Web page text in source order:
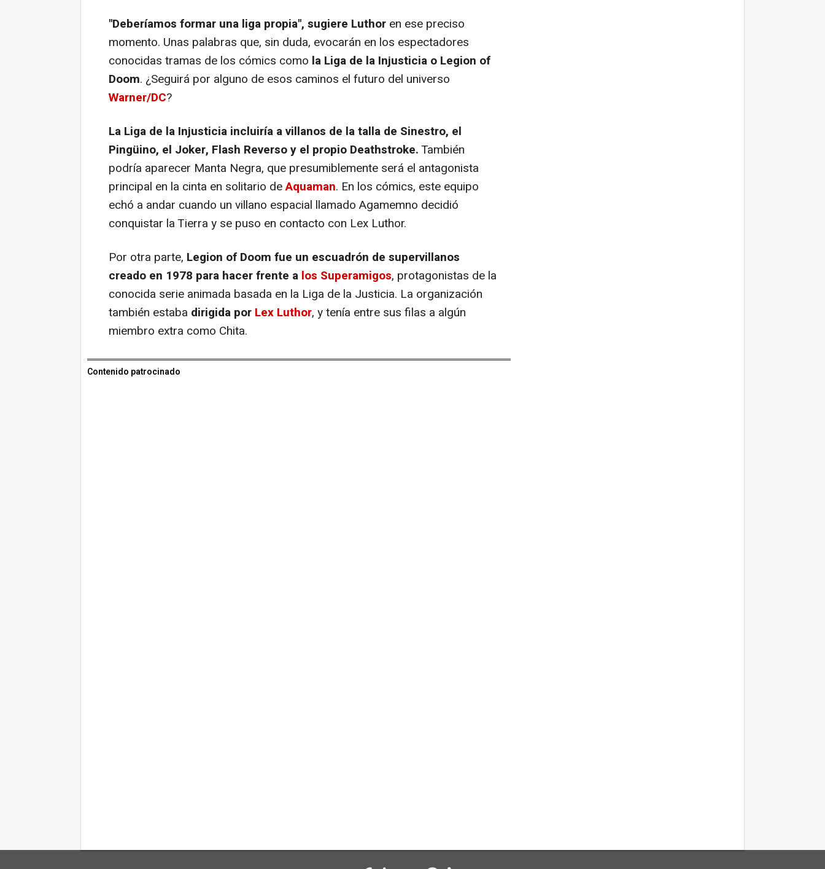
"Deberíamos formar una liga propia", sugiere Luthor en ese preciso
momento. Unas palabras que, sin duda, evocarán en los espectadores
conocidas tramas de los cómics como la Liga de la Injusticia o Legion of
Doom. ¿Seguirá por alguno de esos caminos el futuro del universo
Warner/DC?
La Liga de la Injusticia incluiría a villanos de la talla de Sinestro, el
Pingüino, el Joker, Flash Reverso y el propio Deathstroke.También
podría aparecer Manta Negra, que presumiblemente será el antagonista
principal en la cinta en solitario deAquaman. En los cómics, este equipo
echó a andar cuando un villano espacial llamado Agamemno decidió
conquistar la Tierra y se puso en contacto con Lex Luthor.
Por otra parte, Legion of Doom fue un escuadrón de supervillanos
creado en 1978 para hacer frente a los Superamigos, protagonistas de la
conocida serie animada basada en la Liga de la Justicia. La organización
también estaba dirigida por Lex Luthor, y tenía entre sus filas a algún
miembro extra como Chita.
Contenido patrocinado